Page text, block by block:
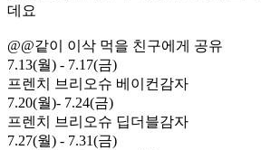
데요
@@같이 이삭 먹을 친구에게 공유
7.13(월) - 7.17(금)
프렌치 브리오슈 베이컨감자
7.20(월)- 7.24(금)
프렌치 브리오슈 딥더블감자
7.27(월) - 7.31(금)